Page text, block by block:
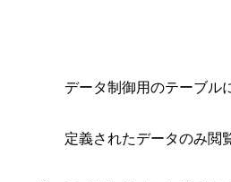
データ制御用のテーブル
定義されたデータのみ閲